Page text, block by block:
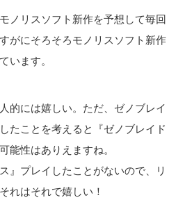
ノリスソフト新作を予想して毎回
がにそろそろモノリスソフト新作
います。
的には嬉しい。ただ、ゼノブレイ
たことを考えると『ゼノブレイド
能性はありえますね。
』プレイしたことがないので、リ
れはそれで嬉しい！